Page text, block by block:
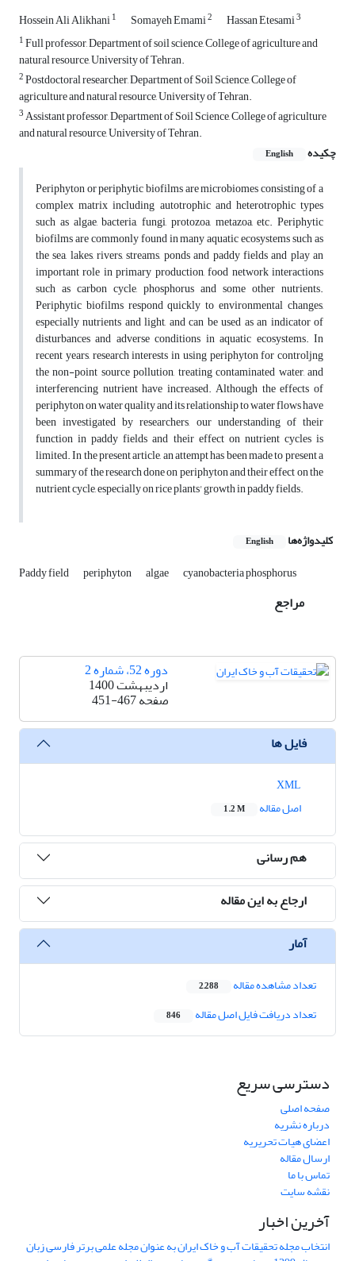
Hossein Ali Alikhani1 Somayeh Emami2 Hassan Etesami3
1Full professor, Department of soil science, College of agriculture and
natural resource, University of Tehran.
2Postdoctoral researcher, Department of Soil Science, College of
agriculture and natural resource, University of Tehran.
3Assistant professor, Department of Soil Science, College of agriculture
and natural resource, University of Tehran.
چکیده
English
Periphyton or periphytic biofilms are microbiomes consisting of a
complex matrix including autotrophic and heterotrophic types
such as algae, bacteria, fungi, protozoa, metazoa, etc. Periphytic
biofilms are commonly found in many aquatic ecosystems such as
the sea, lakes, rivers, streams, ponds and paddy fields and play an
important role in primary production, food network interactions
such as carbon cycle, phosphorus and some other nutrients.
Periphytic biofilms respond quickly to environmental changes,
especially nutrients and light, and can be used as an indicator of
disturbances and adverse conditions in aquatic ecosystems. In
recent years, research interests in using periphyton for controljng
the non-point source pollution, treating contaminated water, and
interferencing nutrient have increased. Although the effects of
periphyton on water quality and its relationship to water flows have
been investigated by researchers, our understanding of their
function in paddy fields and their effect on nutrient cycles is
limited. In the present article, an attempt has been made to present a
summary of the research done on periphyton and their effect on the
nutrient cycle, especially on rice plants' growth in paddy fields.
کلیدواژه‌ها English
Paddy field periphyton algae cyanobacteria phosphorus
مراجع
دوره 52، شماره 2
اردیبهشت 1400
صفحه451-467
فایل ها
اصل مقاله
1.2 M
هم رسانی
ارجاع به این مقاله
آمار
تعداد مشاهده مقاله 2,288
تعداد دریافت فایل اصل مقاله 846
دسترسی سریع
صفحه اصلی
درباره نشریه
اعضای هیات تحریریه
ارسال مقاله
تماس با ما
نقشه سایت
آخرین اخبار
انتخاب مجله تحقیقات آب و خاک ایران به عنوان مجله علمی برتر فارسی زبان